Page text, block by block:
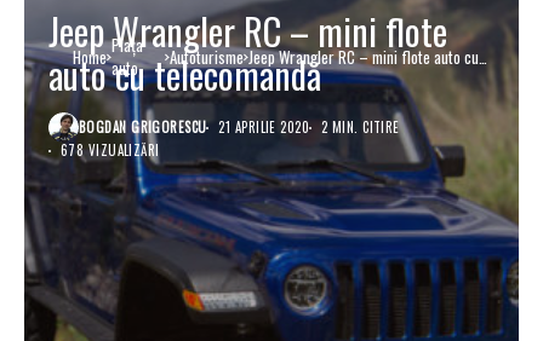
Home Piaţa
auto
Autoturisme Jeep Wrangler RC – mini flote auto cu
telecomandă
Jeep Wrangler RC – mini flote
auto cu telecomandă
BOGDAN GRIGORESCU 21 APRILIE 2020
2 MIN. CITIRE
678 VIZUALIZĂRI